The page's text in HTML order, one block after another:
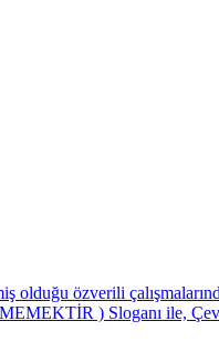
özverili
) Sloganı ile,